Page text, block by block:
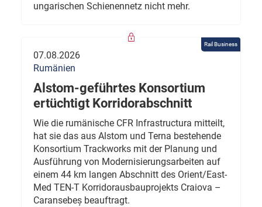
ungarischen Schienennetz nicht mehr.
Rail Business
07.08.2026
Rumänien
Alstom-geführtes Konsortium
ertüchtigt Korridorabschnitt
Wie die rumänische CFR Infrastructura mitteilt,
hat sie das aus Alstom und Terna bestehende
Konsortium Trackworks mit der Planung und
Ausführung von Modernisierungsarbeiten auf
einem 44 km langen Abschnitt des Orient/East-
Med TEN-T Korridorausbauprojekts Craiova –
Caransebeș beauftragt.